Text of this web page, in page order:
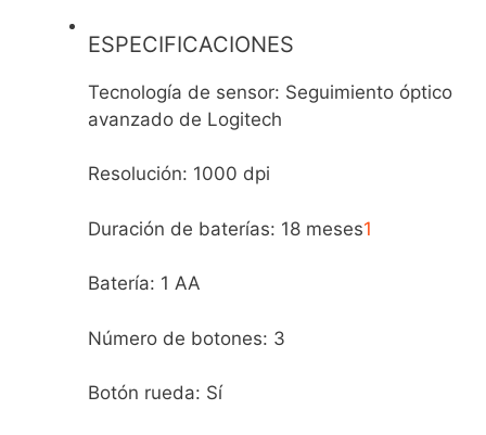
ESPECIFICACIONES
Tecnología de sensor: Seguimiento óptico
avanzado de Logitech
Resolución: 1000 dpi
Duración de baterías: 18 meses1
Batería: 1 AA
Número de botones: 3
Botón rueda: Sí